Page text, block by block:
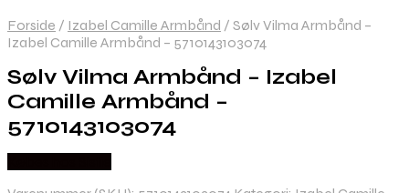
Forside / Izabel Camille Armbånd / Sølv Vilma Armbånd –
Izabel Camille Armbånd – 5710143103074
Sølv Vilma Armbånd – Izabel
Camille Armbånd –
5710143103074